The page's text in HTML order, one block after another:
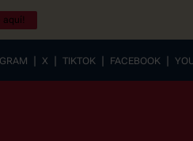
aquí!
| X | TIKTOK | FACEBOOK |